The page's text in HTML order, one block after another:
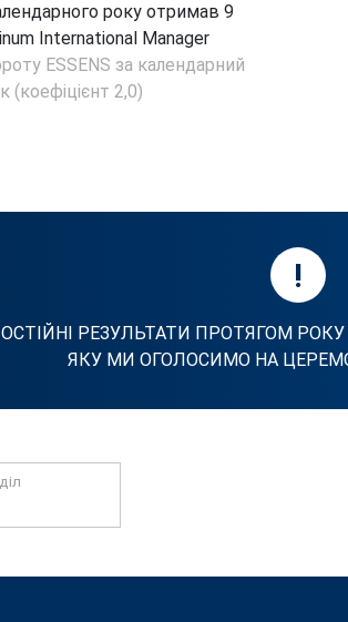
року отримав 9
International Manager
ESSENS за календарний
(коефіцієнт 2,0)
!
РЕЗУЛЬТАТИ ПРОТЯГОМ
ЯКУ МИ ОГОЛОСИМО НА